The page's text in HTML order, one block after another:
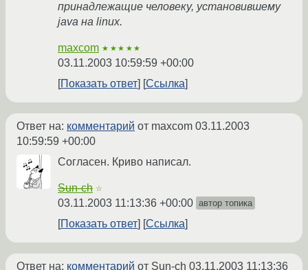
принадлежащие человеку, установившему
java на linux.
maxcom ★★★★★
03.11.2003 10:59:59 +00:00
Показать ответ
Ссылка
Ответ на: комментарий от maxcom 03.11.2003
10:59:59 +00:00
Согласен. Криво написал.
Sun-ch ☆
03.11.2003 11:13:36 +00:00 автор топика
Показать ответ Ссылка
Ответ на: комментарий от Sun-ch 03.11.2003 11:13:36